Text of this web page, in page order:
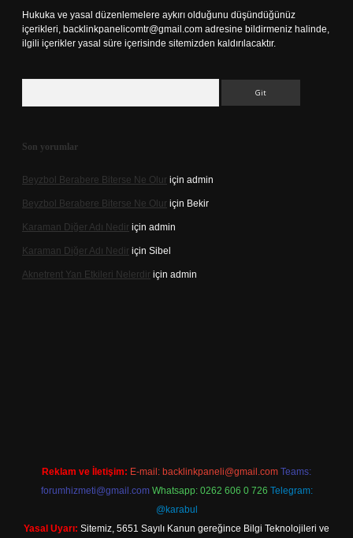
Hukuka ve yasal düzenlemelere aykırı olduğunu düşündüğünüz
içerikleri, backlinkpanelicomtr@gmail.com adresine bildirmeniz halinde,
ilgili içerikler yasal süre içerisinde sitemizden kaldırılacaktır.
Son yorumlar
Beyzbol Berabere Biterse Ne Olur için admin
Beyzbol Berabere Biterse Ne Olur için Bekir
Karaman Diğer Adı Nedir için admin
Karaman Diğer Adı Nedir için Sibel
Aknetrent Yan Etkileri Nelerdir için admin
Reklam ve İletişim: E-mail: backlinkpaneli@gmail.com Teams:
forumhizmeti@gmail.com Whatsapp: 0262 606 0 726 Telegram:
@karabul
Yasal Uyarı: Sitemiz, 5651 Sayılı Kanun gereğince Bilgi Teknolojileri ve